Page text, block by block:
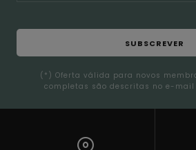
SUBSCREVER
(*) Oferta válida para novos
completas são descritas no e-